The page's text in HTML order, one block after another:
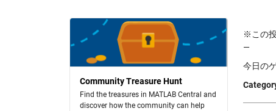
Community Treasure Hunt
Find the treasures in MATLAB Central and
discover how the community can help
※この投
—
今日の